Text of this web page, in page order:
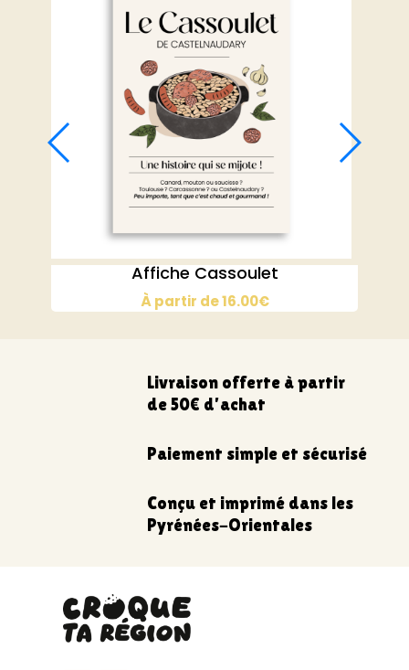
Affiche Cassoulet
À partir de16.00€
Livraison offerte à partir
de 50€ d’achat
Paiement simple et sécurisé
Conçu et imprimé dans les
Pyrénées-Orientales